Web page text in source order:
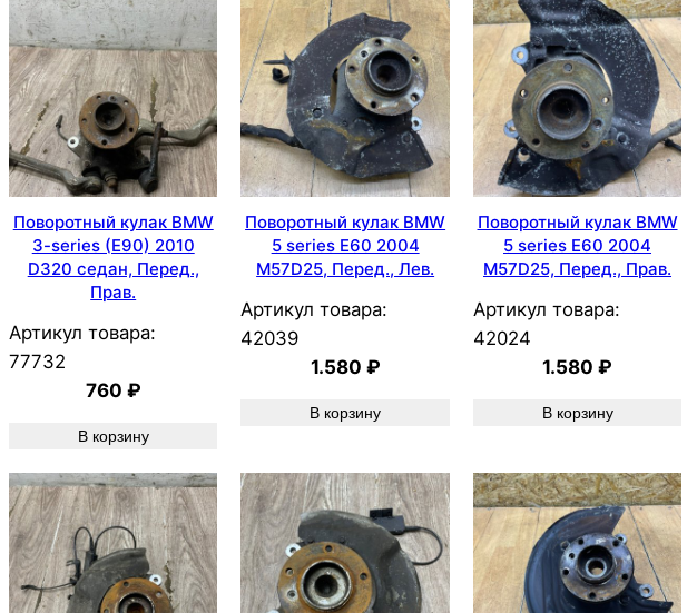
Поворотный кулак BMW
3-series (E90) 2010
D320 седан, Перед.,
Прав.
Артикул товара:
77732
760 ₽
В корзину
Поворотный кулак BMW
5 series E60 2004
M57D25, Перед., Лев.
Артикул товара:
42039
1.580 ₽
В корзину
Поворотный кулак BMW
5 series E60 2004
M57D25, Перед., Прав.
Артикул товара:
42024
1.580₽
В корзину